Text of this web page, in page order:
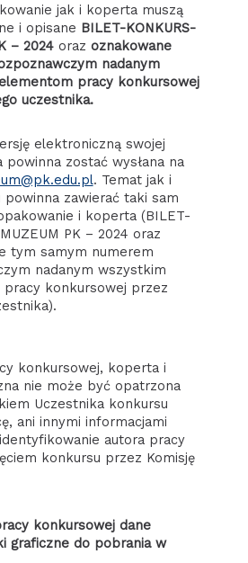
jak i koperta muszą
i opisane BILET-KONKURS-
– 2024 oraz oznakowane
nadanym
pracy konkursowej
uczestnika.
elektroniczną swojej
powinna zostać wysłana na
. Temat jak i
powinna zawierać taki sam
i koperta (BILET-
PK – 2024 oraz
tym samym numerem
nadanym wszystkim
konkursowej przez
konkursowej, koperta i
nie może być opatrzona
Uczestnika konkursu
ani innymi informacjami
autora pracy
konkursu przez Komisję
konkursowej dane
graficzne do pobrania w